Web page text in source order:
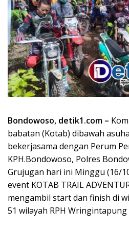
Bondowoso, detik1.com –
babatan (Kotab) dibawah
bekerjasama dengan Perum
KPH.Bondowoso, Polres
Grujugan hari ini Minggu (16/
event KOTAB TRAIL
mengambil start dan finish di
51 wilayah RPH